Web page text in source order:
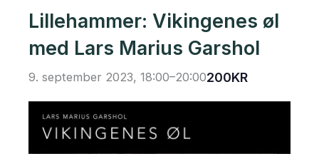
Lillehammer: Vikingenes øl
med Lars Marius Garshol
9. september 2023, 18:00–20:00200KR